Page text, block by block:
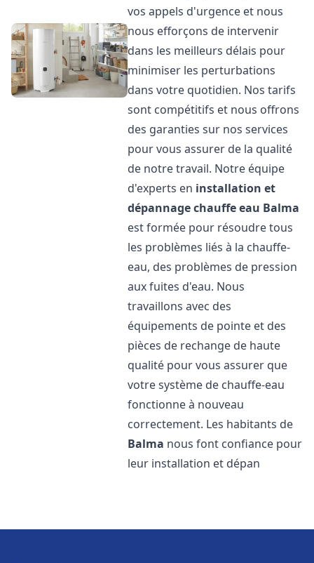
vos appels d'urgence et nous
nous efforçons de intervenir
dans les meilleurs délais pour
minimiser les perturbations
dans votre quotidien. Nos tarifs
sont compétitifs et nous offrons
des garanties sur nos services
pour vous assurer de la qualité
de notre travail. Notre équipe
d'experts en installation et
dépannage chauffe eau Balma
est formée pour résoudre tous
les problèmes liés à la chauffe-
eau, des problèmes de pression
aux fuites d'eau. Nous
travaillons avec des
équipements de pointe et des
pièces de rechange de haute
qualité pour vous assurer que
votre système de chauffe-eau
fonctionne à nouveau
correctement. Les habitants de
Balma nous font confiance pour
leur installation et dépan